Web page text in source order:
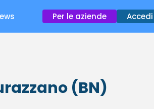
Per le aziende Accedi
(BN)